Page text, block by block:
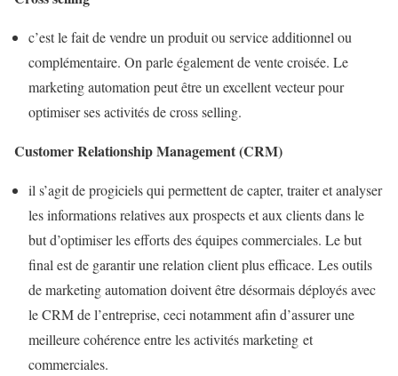
c’est le fait de vendre un produit ou service additionnel ou
complémentaire. On parle également de vente croisée. Le
marketing automation peut être un excellent vecteur pour
optimiser ses activités de cross selling.
Customer Relationship Management (CRM)
il s’agit de progiciels qui permettent de capter, traiter et analyser
les informations relatives aux prospects et aux clients dans le
but d’optimiser les efforts des équipes commerciales. Le but
final est de garantir une relation client plus efficace. Les outils
de marketing automation doivent être désormais déployés avec
le CRM de l’entreprise, ceci notamment afin d’assurer une
meilleure cohérence entre les activités marketing et
commerciales.